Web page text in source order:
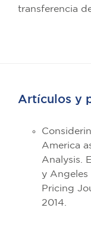
transferencia
Artículos y
America
Analysis.
y Angeles
Pricing
2014.